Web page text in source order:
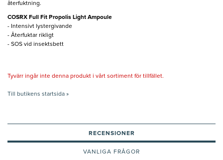
återfuktning.
COSRX Full Fit Propolis Light Ampoule
- Intensivt lystergivande
- Återfuktar rikligt
- SOS vid insektsbett
Tyvärr ingår inte denna produkt i vårt sortiment för tillfället.
Till butikens startsida »
RECENSIONER
VANLIGA FRÅGOR